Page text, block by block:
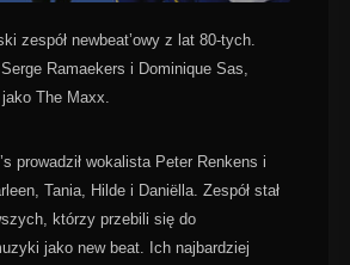
zespół newbeat’owy z lat 80-tych.
Ramaekers i Dominique Sas,
The Maxx.
prowadził wokalista Peter Renkens i
Tania, Hilde i Daniëlla. Zespół stał
którzy przebili się do
jako new beat. Ich najbardziej